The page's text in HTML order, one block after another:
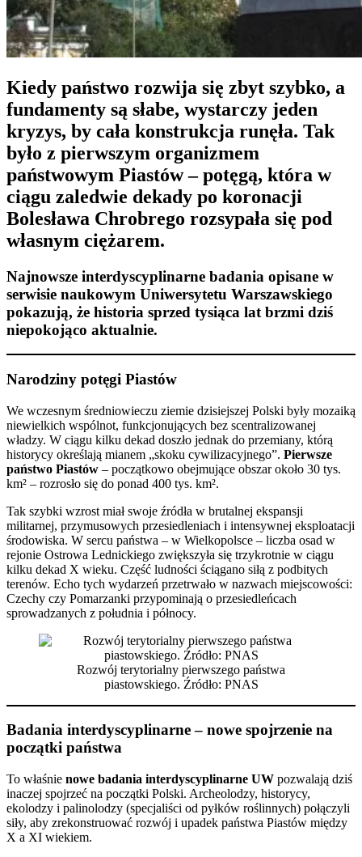
Kiedy państwo rozwija się zbyt szybko, a
fundamenty są słabe, wystarczy jeden
kryzys, by cała konstrukcja runęła. Tak
było z pierwszym organizmem
państwowym Piastów – potęgą, która w
ciągu zaledwie dekady po koronacji
Bolesława Chrobrego rozsypała się pod
własnym ciężarem.
Najnowsze interdyscyplinarne badania opisane w
serwisie naukowym Uniwersytetu Warszawskiego
pokazują, że historia sprzed tysiąca lat brzmi dziś
niepokojąco aktualnie.
Narodziny potęgi Piastów
We wczesnym średniowieczu ziemie dzisiejszej Polski były mozaiką
niewielkich wspólnot, funkcjonujących bez scentralizowanej
władzy. W ciągu kilku dekad doszło jednak do przemiany, którą
historycy określają mianem „skoku cywilizacyjnego”. Pierwsze
państwo Piastów – początkowo obejmujące obszar około 30 tys.
km² – rozrosło się do ponad 400 tys. km².
Tak szybki wzrost miał swoje źródła w brutalnej ekspansji
militarnej, przymusowych przesiedleniach i intensywnej eksploatacji
środowiska. W sercu państwa – w Wielkopolsce – liczba osad w
rejonie Ostrowa Lednickiego zwiększyła się trzykrotnie w ciągu
kilku dekad X wieku. Część ludności ściągano siłą z podbitych
terenów. Echo tych wydarzeń przetrwało w nazwach miejscowości:
Czechy czy Pomarzanki przypominają o przesiedleńcach
sprowadzanych z południa i północy.
Rozwój terytorialny pierwszego państwa
piastowskiego. Źródło: PNAS
Badania interdyscyplinarne – nowe spojrzenie na
początki państwa
To właśnie nowe badania interdyscyplinarne UW pozwalają dziś
inaczej spojrzeć na początki Polski. Archeolodzy, historycy,
ekolodzy i palinolodzy (specjaliści od pyłków roślinnych) połączyli
siły, aby zrekonstruować rozwój i upadek państwa Piastów między
X a XI wiekiem.